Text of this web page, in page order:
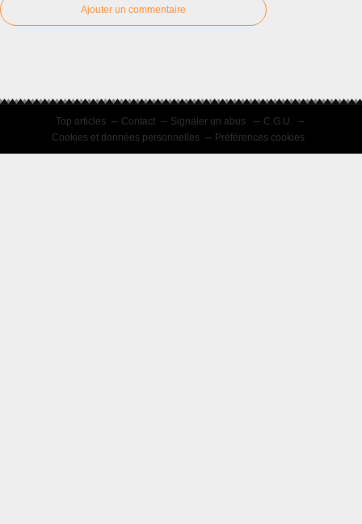
Ajouter un commentaire
Top articles Contact Signaler un abus
C.G.U.
Cookies et données personnelles
Préférences cookies